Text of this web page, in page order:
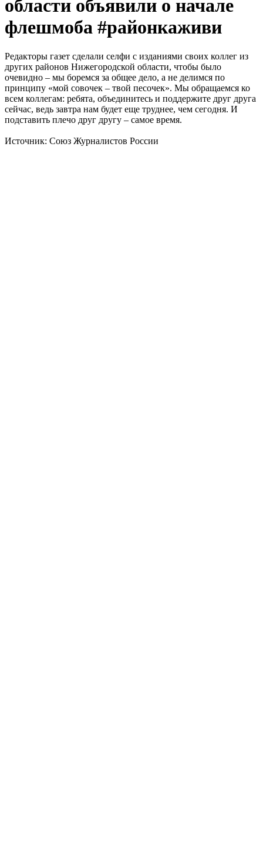
области объявили о начале
флешмоба #районкаживи
Редакторы газет сделали селфи с изданиями своих коллег из
других районов Нижегородской области, чтобы было
очевидно – мы боремся за общее дело, а не делимся по
принципу «мой совочек – твой песочек». Мы обращаемся ко
всем коллегам: ребята, объединитесь и поддержите друг друга
сейчас, ведь завтра нам будет еще труднее, чем сегодня. И
подставить плечо друг другу – самое время.
Источник: Союз Журналистов России